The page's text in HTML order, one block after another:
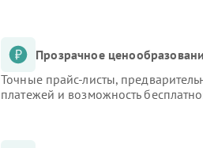
Прозрачное
Точные прайс-листы,
платежей и возможность